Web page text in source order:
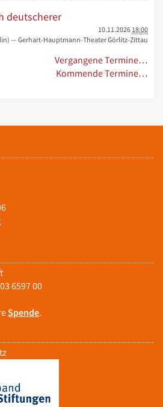
deutscherer
10.11.2026 18:00
— Gerhart-Hauptmann-Theater Görlitz-Zittau
Vergangene Termine…
Kommende Termine…
6597 00
Spende.